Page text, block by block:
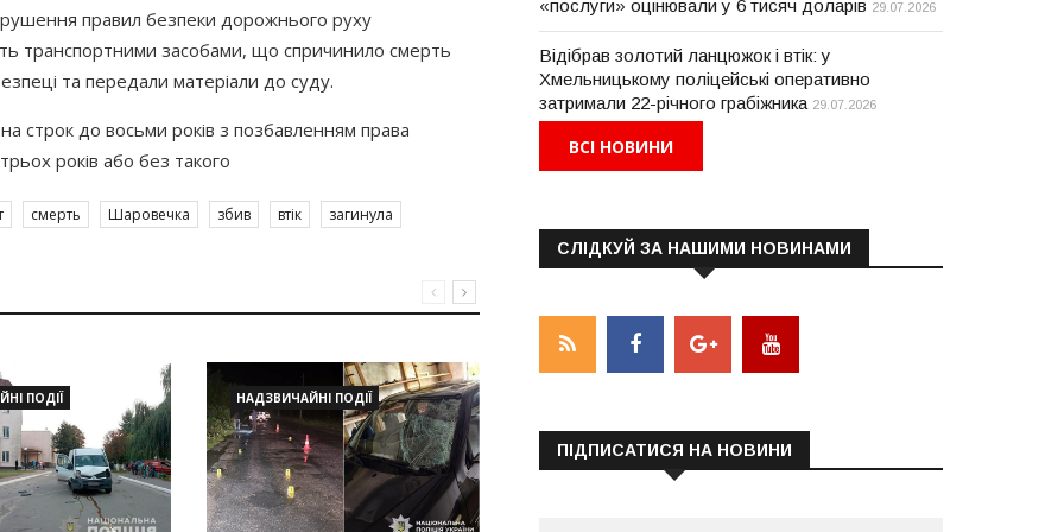
правил безпеки дорожнього руху
транспортними засобами, що спричинило смерть
та передали матеріали до суду.
строк до восьми років з позбавленням права
років або без такого
смерть Шаровечка збив втік загинула
ПОДІЇ НАДЗВИЧАЙНІ ПОДІЇ
«послуги» оцінювали у 6 тисяч доларів 29.07.2026
Відібрав золотий ланцюжок і втік: у
Хмельницькому поліцейські оперативно
затримали 22-річного грабіжника 29.07.2026
ВСІ НОВИНИ
СЛІДКУЙ ЗА НАШИМИ НОВИНАМИ
ПІДПИСАТИСЯ НА НОВИНИ